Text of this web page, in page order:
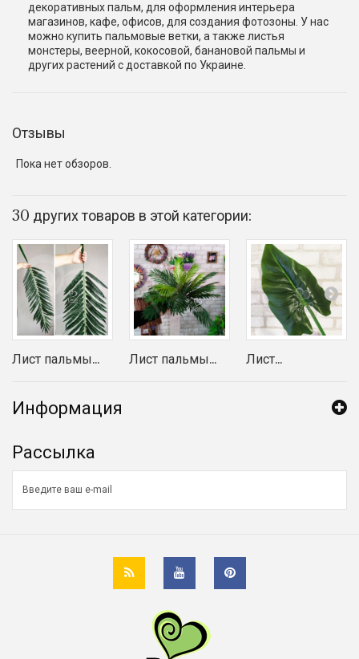
декоративных пальм, для оформления интерьера
магазинов, кафе, офисов, для создания фотозоны. У нас
можно купить пальмовые ветки, а также листья
монстеры, веерной, кокосовой, банановой пальмы и
других растений с доставкой по Украине.
Отзывы
Пока нет обзоров.
30 других товаров в этой категории:
Лист пальмы... Лист пальмы... Лист...
Информация
Рассылка